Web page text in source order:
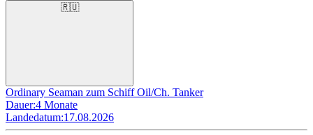
🇷🇺
Ordinary Seaman zum Schiff Oil/Ch. Tanker
Dauer:4 Monate
Landedatum:17.08.2026